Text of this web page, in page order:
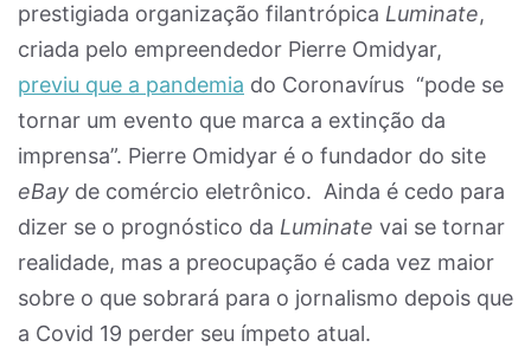
prestigiada organização filantrópica Luminate,
criada pelo empreendedor Pierre Omidyar,
previu que a pandemia do Coronavírus “pode se
tornar um evento que marca a extinção da
imprensa”. Pierre Omidyar é o fundador do site
eBay de comércio eletrônico. Ainda é cedo para
dizer se o prognóstico da Luminate vai se tornar
realidade, mas a preocupação é cada vez maior
sobre o que sobrará para o jornalismo depois que
a Covid 19 perder seu ímpeto atual.